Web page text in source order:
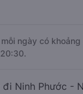
ngày có
đi Ninh Phước -